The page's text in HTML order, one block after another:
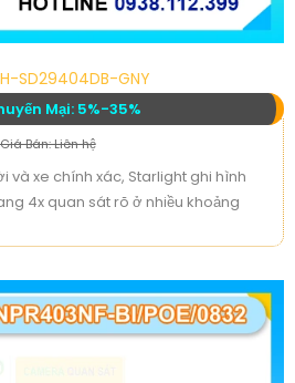
SD29404DB-GNY
Mại: 5%-35%
Giá Bán: Liên hệ
và xe chính xác, Starlight ghi hình
4x quan sát rõ ở nhiều khoảng